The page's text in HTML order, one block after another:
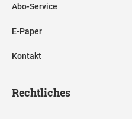
Abo-Service
E-Paper
Kontakt
Rechtliches